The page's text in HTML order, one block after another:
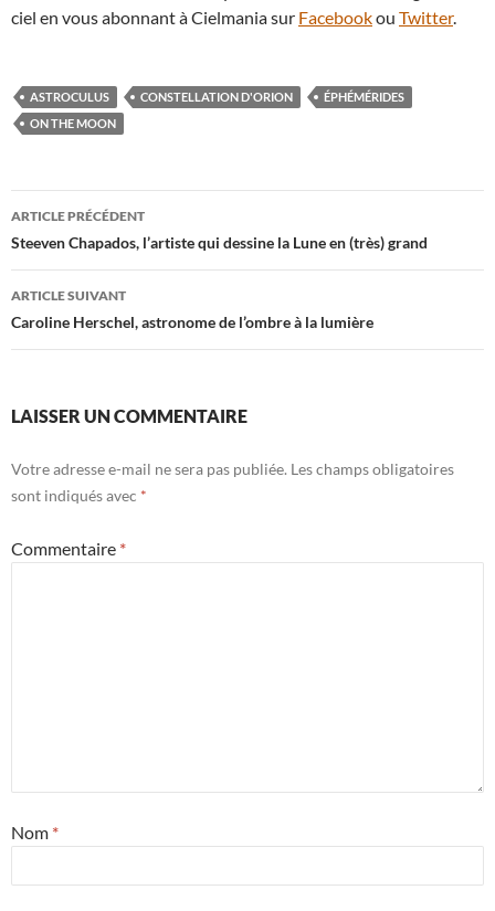
ciel en vous abonnant à Cielmania sur Facebookou Twitter.
ASTROCULUS CONSTELLATION D'ORION
ÉPHÉMÉRIDES
ON THE MOON
Navigation
des
articles
ARTICLE PRÉCÉDENT
Steeven Chapados, l’artiste qui dessine la Lune en (très) grand
ARTICLE SUIVANT
Caroline Herschel, astronome de l’ombre à la lumière
LAISSER UN COMMENTAIRE
Votre adresse e-mail ne sera pas publiée. Les champs obligatoires
sont indiqués avec *
Commentaire *
Nom *